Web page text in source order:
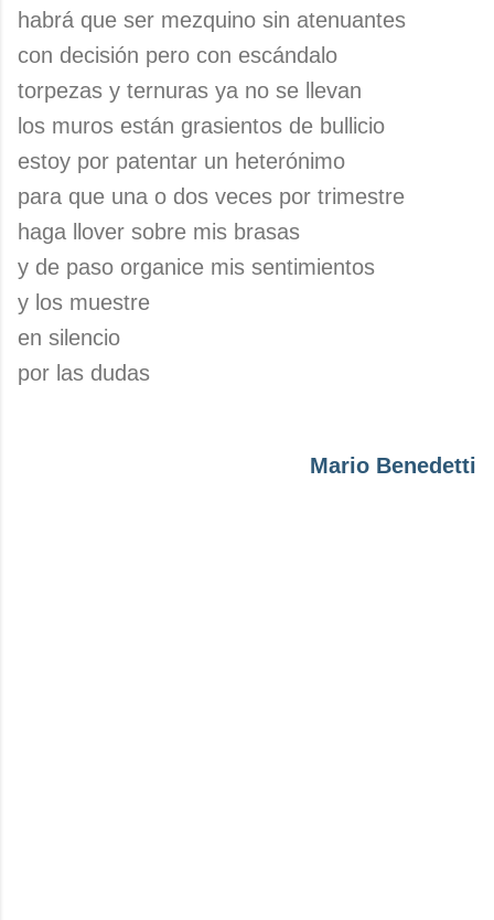
habrá que ser mezquino sin atenuantes
con decisión pero con escándalo
torpezas y ternuras ya no se llevan
los muros están grasientos de bullicio
estoy por patentar un heterónimo
para que una o dos veces por trimestre
haga llover sobre mis brasas
y de paso organice mis sentimientos
y los muestre
en silencio
por las dudas
Mario Benedetti